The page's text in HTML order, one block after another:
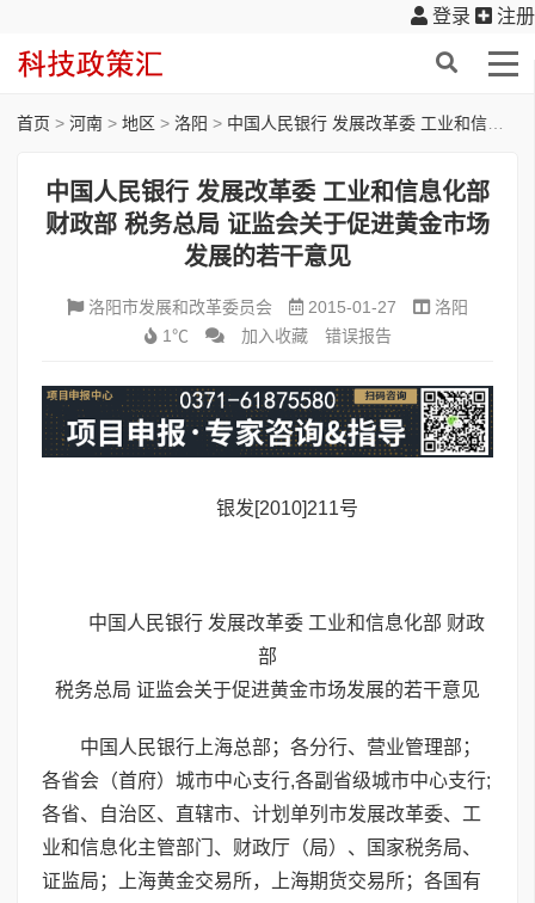
登录 注册
首页 > 河南 > 地区 > 洛阳 > 中国人民银行 发展改革委 工业和信息化部 财政部 税务总局 证监会关于促进黄金市场发展的若干意见
中国人民银行 发展改革委 工业和信息化部
财政部 税务总局 证监会关于促进黄金市场
发展的若干意见
洛阳市发展和改革委员会 2015-01-27
洛阳
1℃
加入收藏 错误报告
银发[2010]211号
中国人民银行 发展改革委 工业和信息化部 财政
部
税务总局 证监会关于促进黄金市场发展的若干意见
中国人民银行上海总部；各分行、营业管理部；
各省会（首府）城市中心支行,各副省级城市中心支行;
各省、自治区、直辖市、计划单列市发展改革委、工
业和信息化主管部门、财政厅（局）、国家税务局、
证监局；上海黄金交易所，上海期货交易所；各国有